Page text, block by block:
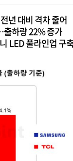
년 대비 격차 줄어
출하량 22% 증가
LED 풀라인업 구